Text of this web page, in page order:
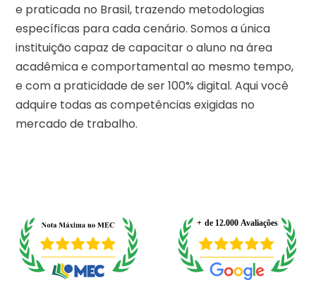
e praticada no Brasil, trazendo metodologias
específicas para cada cenário. Somos a única
instituição capaz de capacitar o aluno na área
acadêmica e comportamental ao mesmo tempo,
e com a praticidade de ser 100% digital. Aqui você
adquire todas as competências exigidas no
mercado de trabalho.